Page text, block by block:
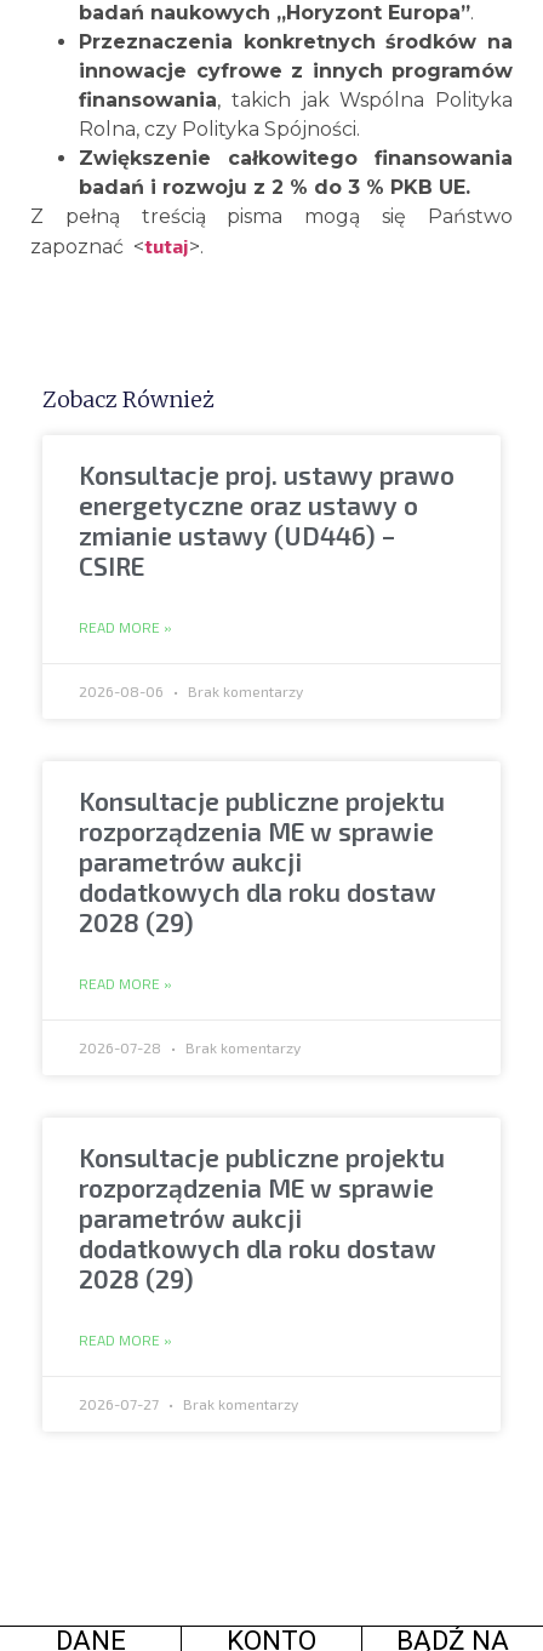
badań naukowych „Horyzont Europa”.
Przeznaczenia konkretnych środków na
innowacje cyfrowe z innych programów
finansowania, takich jak Wspólna Polityka
Rolna, czy Polityka Spójności.
Zwiększenie całkowitego finansowania
badań i rozwoju z 2 % do 3 % PKB UE.
Z pełną treścią pisma mogą się Państwo
zapoznać <tutaj>.
Zobacz Również
Konsultacje proj. ustawy prawo
energetyczne oraz ustawy o
zmianie ustawy (UD446) –
CSIRE
READ MORE »
2026-08-06 Brak komentarzy
Konsultacje publiczne projektu
rozporządzenia ME w sprawie
parametrów aukcji
dodatkowych dla roku dostaw
2028 (29)
READ MORE »
2026-07-28 Brak komentarzy
Konsultacje publiczne projektu
rozporządzenia ME w sprawie
parametrów aukcji
dodatkowych dla roku dostaw
2028 (29)
READ MORE »
2026-07-27 Brak komentarzy
DANE
KONTO
BĄDŹ NA